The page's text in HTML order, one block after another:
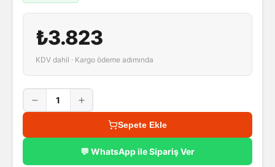
₺3.823
KDV dahil · Kargo ödeme adımında
1
Sepete Ekle
💬 WhatsApp ile Sipariş Ver